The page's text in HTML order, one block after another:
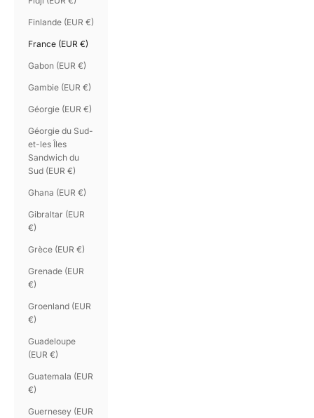
Finlande (EUR €)
France (EUR €)
Gabon (EUR €)
Gambie (EUR €)
Géorgie (EUR €)
Géorgie du Sud-
et-les Îles
Sandwich du
Sud (EUR €)
Ghana (EUR €)
Gibraltar (EUR
€)
Grèce (EUR €)
Grenade (EUR
€)
Groenland (EUR
€)
Guadeloupe
(EUR €)
Guatemala (EUR
€)
Guernesey (EUR